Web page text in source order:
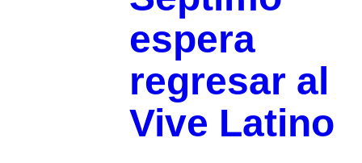
espera
regresar al
Vive Latino